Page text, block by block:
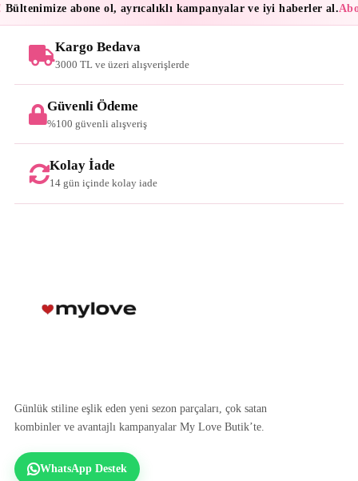
abone ol, ayrıcalıklı kampanyalar ve iyi haberler al.
Kargo Bedava
3000 TL ve üzeri alışverişlerde
Güvenli Ödeme
%100 güvenli alışveriş
Kolay İade
14 gün içinde kolay iade
Günlük stiline eşlik eden yeni sezon parçaları, çok satan
kombinler ve avantajlı kampanyalar My Love Butik’te.
WhatsApp Destek